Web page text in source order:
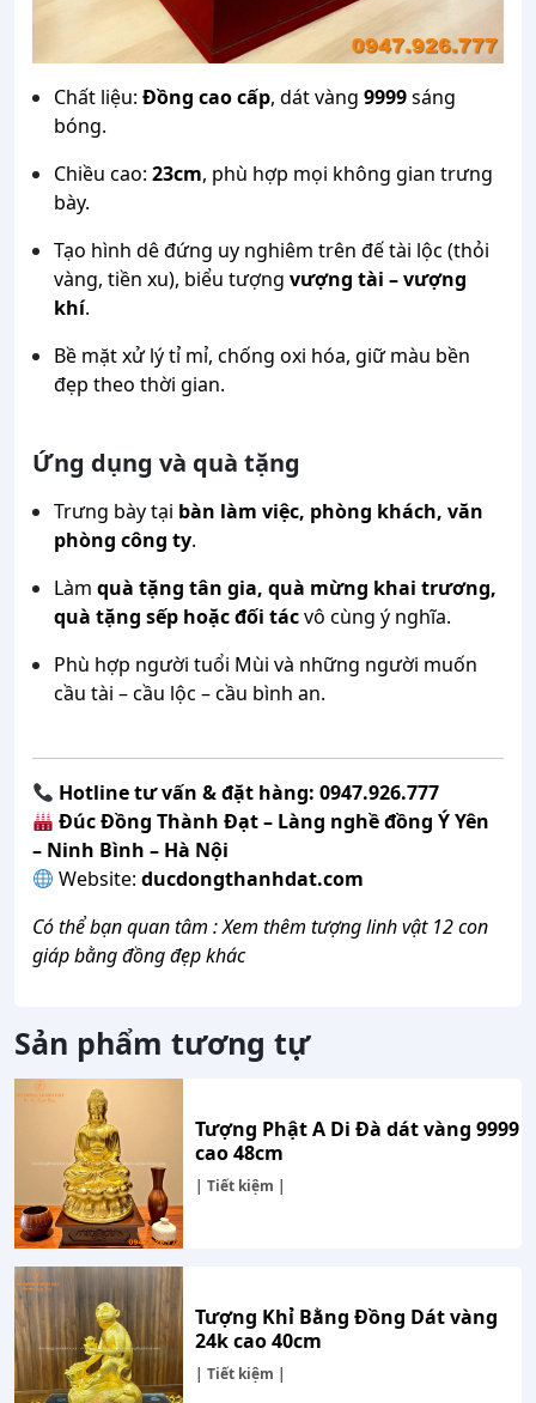
Chất liệu: Đồng cao cấp, dát vàng 9999sáng
bóng.
Chiều cao: 23cm, phù hợp mọi không gian trưng
bày.
Tạo hình dê đứng uy nghiêm trên đế tài lộc (thỏi
vàng, tiền xu), biểu tượng vượng tài – vượng
khí.
Bề mặt xử lý tỉ mỉ, chống oxi hóa, giữ màu bền
đẹp theo thời gian.
Ứng dụng và quà tặng
Trưng bày tại bàn làm việc, phòng khách, văn
phòng công ty.
Làm quà tặng tân gia, quà mừng khai trương,
quà tặng sếp hoặc đối tácvô cùng ý nghĩa.
Phù hợp người tuổi Mùi và những người muốn
cầu tài – cầu lộc – cầu bình an.
Hotline tư vấn & đặt hàng: 0947.926.777
Đúc Đồng Thành Đạt – Làng nghề đồng Ý Yên
– Ninh Bình – Hà Nội
Website:ducdongthanhdat.com
Có thể bạn quan tâm : Xem thêm tượng linh vật 12 con
giáp bằng đồngđẹp khác
Sản phẩm tương tự
Tượng Phật A Di Đà dát vàng 9999
cao 48cm
| Tiết kiệm |
Tượng Khỉ Bằng Đồng Dát vàng
24k cao 40cm
| Tiết kiệm |